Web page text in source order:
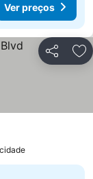
Ver preços
Partilhar